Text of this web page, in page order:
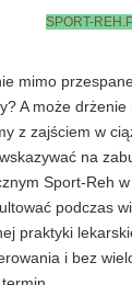
SPORT-
mimo
A może
z zajściem w
na
Sport-Reh
podczas
praktyki
i bez